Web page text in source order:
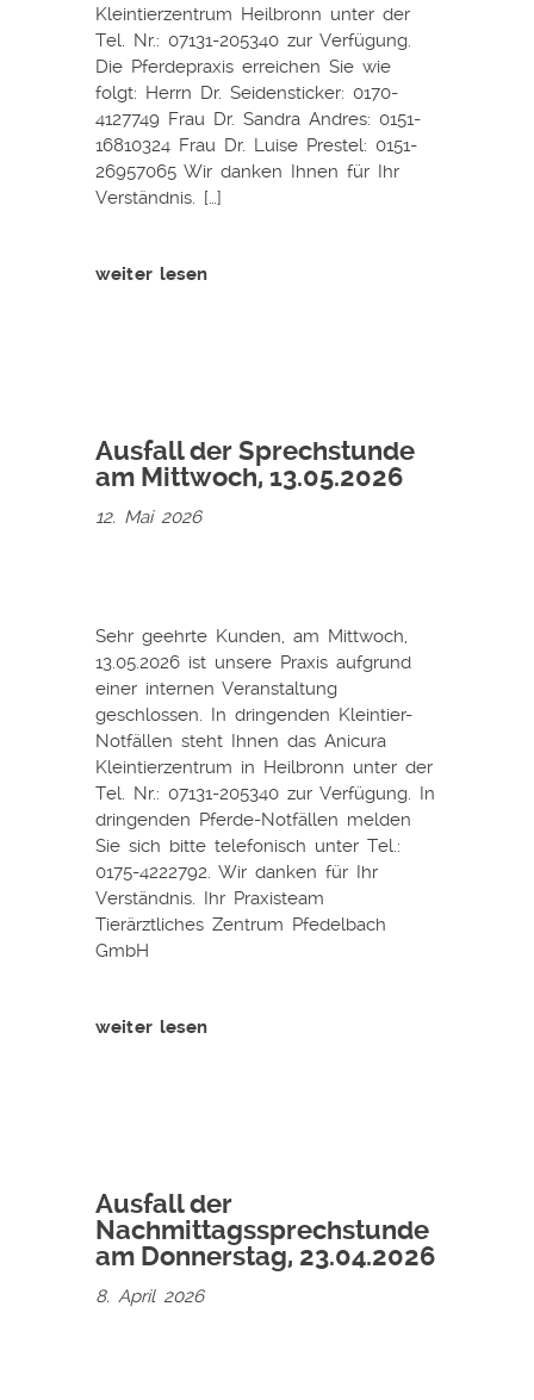
Kleintierzentrum Heilbronn unter der
Tel. Nr.: 07131-205340 zur Verfügung.
Die Pferdepraxis erreichen Sie wie
folgt: Herrn Dr. Seidensticker: 0170-
4127749 Frau Dr. Sandra Andres: 0151-
16810324 Frau Dr. Luise Prestel: 0151-
26957065 Wir danken Ihnen für Ihr
Verständnis. […]
weiter lesen
Ausfall der Sprechstunde
am Mittwoch, 13.05.2026
12. Mai 2026
Sehr geehrte Kunden, am Mittwoch,
13.05.2026 ist unsere Praxis aufgrund
einer internen Veranstaltung
geschlossen. In dringenden Kleintier-
Notfällen steht Ihnen das Anicura
Kleintierzentrum in Heilbronn unter der
Tel. Nr.: 07131-205340 zur Verfügung. In
dringenden Pferde-Notfällen melden
Sie sich bitte telefonisch unter Tel.:
0175-4222792. Wir danken für Ihr
Verständnis. Ihr Praxisteam
Tierärztliches Zentrum Pfedelbach
GmbH
weiter lesen
Ausfall der
Nachmittagssprechstunde
am Donnerstag, 23.04.2026
8. April 2026